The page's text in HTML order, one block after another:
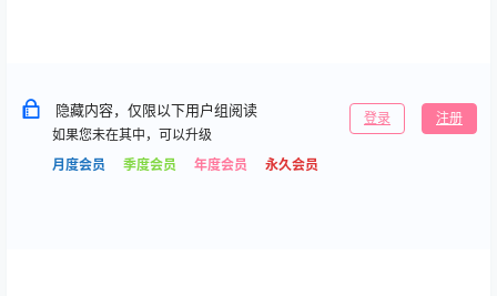
隐藏内容，仅限以下用户组阅读
如果您未在其中，可以升级
月度会员
季度会员 年度会员 永久会员
登录 注册